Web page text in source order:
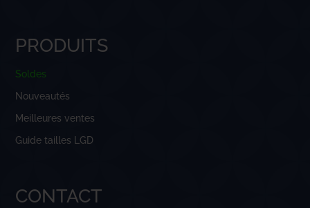
PRODUITS
Soldes
Nouveautés
Meilleures ventes
Guide tailles LGD
CONTACT